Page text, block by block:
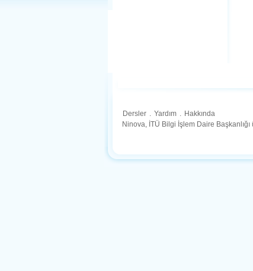
Dersler . Yardım . Hakkında
Ninova, İTÜ Bilgi İşlem Daire